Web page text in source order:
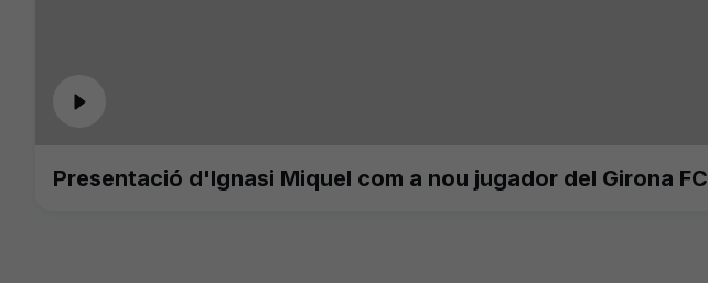
Presentació d'Ignasi Miquel com a nou jugador del Girona FC